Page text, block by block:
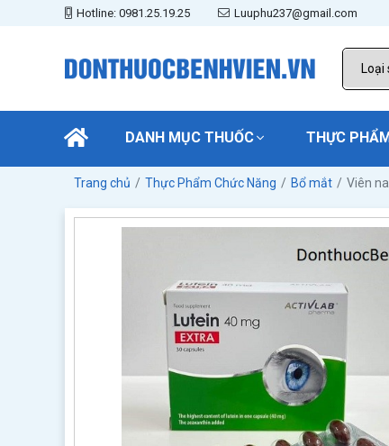
Hotline: 0981.25.19.25 Luuphu237@gmail.com
DANH MỤC THUỐC THỰC
Trang chủ Thực Phẩm Chức Năng Bổ mắt Viên